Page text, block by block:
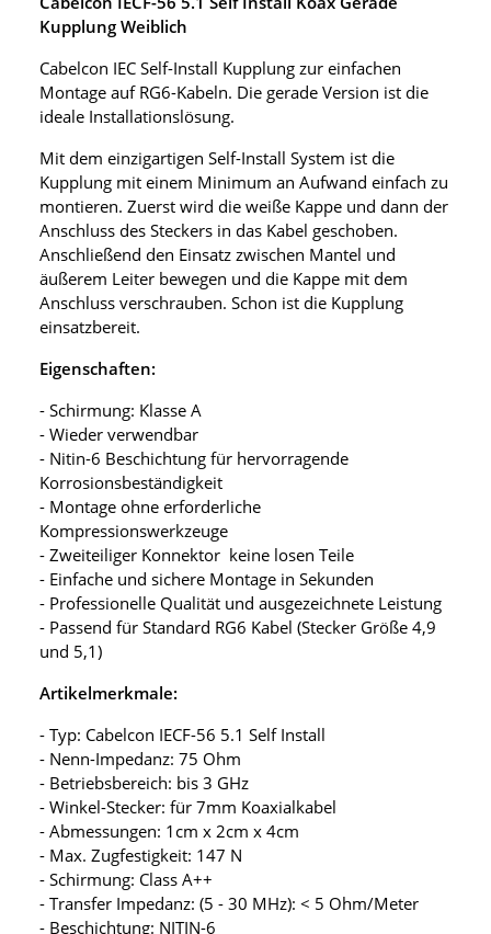
Kupplung Weiblich
Cabelcon IEC Self-Install Kupplung zur einfachen
Montage auf RG6-Kabeln. Die gerade Version ist die
ideale Installationslösung.
Mit dem einzigartigen Self-Install System ist die
Kupplung mit einem Minimum an Aufwand einfach zu
montieren. Zuerst wird die weiße Kappe und dann der
Anschluss des Steckers in das Kabel geschoben.
Anschließend den Einsatz zwischen Mantel und
äußerem Leiter bewegen und die Kappe mit dem
Anschluss verschrauben. Schon ist die Kupplung
einsatzbereit.
Eigenschaften:
- Schirmung: Klasse A
- Wieder verwendbar
- Nitin-6 Beschichtung für hervorragende
Korrosionsbeständigkeit
- Montage ohne erforderliche
Kompressionswerkzeuge
- Zweiteiliger Konnektor keine losen Teile
- Einfache und sichere Montage in Sekunden
- Professionelle Qualität und ausgezeichnete Leistung
- Passend für Standard RG6 Kabel (Stecker Größe 4,9
und 5,1)
Artikelmerkmale:
- Typ: Cabelcon IECF-56 5.1 Self Install
- Nenn-Impedanz: 75 Ohm
- Betriebsbereich: bis 3 GHz
- Winkel-Stecker: für 7mm Koaxialkabel
- Abmessungen: 1cm x 2cm x 4cm
- Max. Zugfestigkeit: 147 N
- Schirmung: Class A++
- Transfer Impedanz: (5 - 30 MHz): < 5 Ohm/Meter
- Beschichtung: NITIN-6